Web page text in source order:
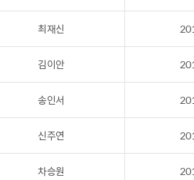
최재신
김이안
송인서
신주연
차승원